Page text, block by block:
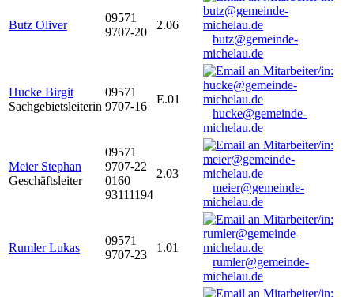
Butz Oliver
09571
9707-20
2.06
butz@gemeinde-
michelau.de
Hucke Birgit
Sachgebietsleiterin
09571
9707-16
E.01
hucke@gemeinde-
michelau.de
Meier Stephan
Geschäftsleiter
09571
9707-22
0160
93111194
2.03
meier@gemeinde-
michelau.de
Rumler Lukas
09571
9707-23
1.01
rumler@gemeinde-
michelau.de